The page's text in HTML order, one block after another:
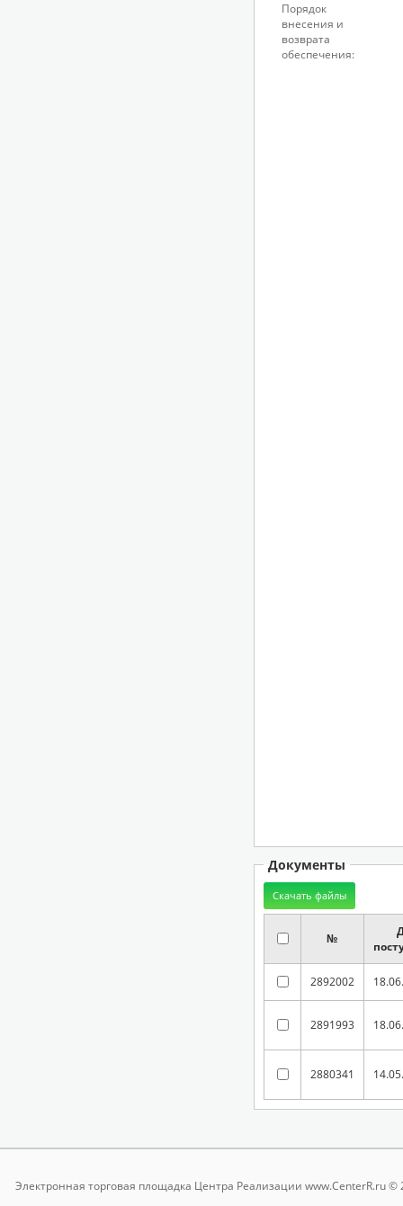
Порядок
внесения и
возврата
обеспечения:
Документы
№
2892002
2891993
2880341
Электронная торговая площадка Центра Реализации www.CenterR.ru ©